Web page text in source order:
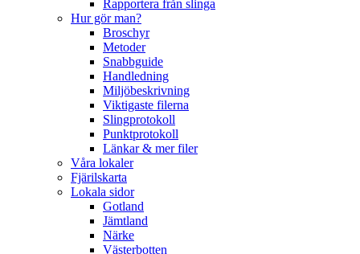
Rapportera från slinga
Hur gör man?
Broschyr
Metoder
Snabbguide
Handledning
Miljöbeskrivning
Viktigaste filerna
Slingprotokoll
Punktprotokoll
Länkar & mer filer
Våra lokaler
Fjärilskarta
Lokala sidor
Gotland
Jämtland
Närke
Västerbotten